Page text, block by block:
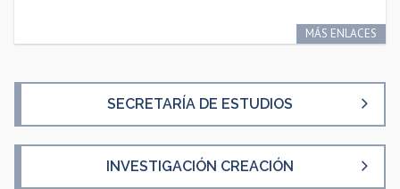
MÁS ENLACES
SECRETARÍA DE ESTUDIOS
INVESTIGACIÓN CREACIÓN